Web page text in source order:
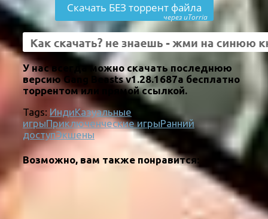
Скачать БЕЗ торрент файла
через uTorria
У нас всегда можно скачать последнюю
версию Gang Beasts v1.28.1687a бесплатно
торрентом или прямой ссылкой.
Tags: ИндиКазуальные
игрыПриключенческие игрыРанний
доступЭкшены
Возможно, вам также понравится: